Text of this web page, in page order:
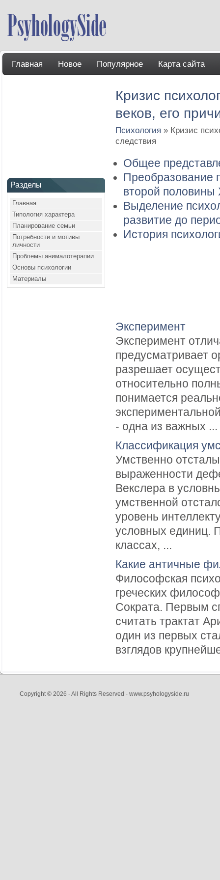
Главная Новое Популярное Карта сайта
Разделы
Главная
Типология характера
Планирование семьи
Потребности и мотивы
личности
Проблемы анималотерапии
Основы психологии
Материалы
Кризис
веков, его
Психология » Кризис
следствия
Общее
Преобразование
второй половины
Выделение
развитие до
История
Эксперимент
Эксперимент
предусматривает
разрешает
относительно
понимается
- одна из важных ...
Классификация
Умственно
выраженности
Векслера в
умственной
уровень
условных единиц.
классах, ...
Какие античные
Философская
греческих
Сократа. Первым
считать трактат
один из первых
взглядов
Copyright © 2026 - All Rights Reserved - www.psyhologyside.ru